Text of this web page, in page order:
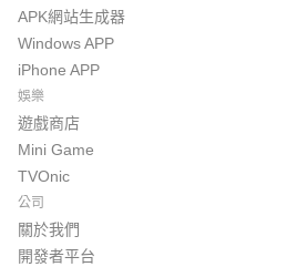
APK網站生成器
Windows APP
iPhone APP
娛樂
遊戲商店
Mini Game
TVOnic
公司
關於我們
開發者平台